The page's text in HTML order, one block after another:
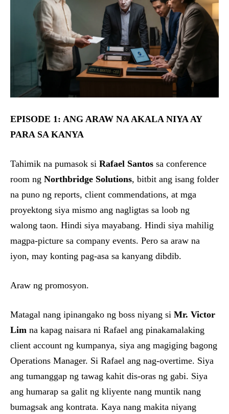
EPISODE 1: ANG ARAW NA AKALA NIYA AY
PARA SA KANYA
Tahimik na pumasok si Rafael Santos sa conference
room ng Northbridge Solutions, bitbit ang isang folder
na puno ng reports, client commendations, at mga
proyektong siya mismo ang nagligtas sa loob ng
walong taon. Hindi siya mayabang. Hindi siya mahilig
magpa-picture sa company events. Pero sa araw na
iyon, may konting pag-asa sa kanyang dibdib.
Araw ng promosyon.
Matagal nang ipinangako ng boss niyang si Mr. Victor
Lim na kapag naisara ni Rafael ang pinakamalaking
client account ng kumpanya, siya ang magiging bagong
Operations Manager. Si Rafael ang nag-overtime. Siya
ang tumanggap ng tawag kahit dis-oras ng gabi. Siya
ang humarap sa galit ng kliyente nang muntik nang
bumagsak ang kontrata. Kaya nang makita niyang